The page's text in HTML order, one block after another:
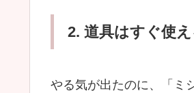
2. 道具はすぐ使
やる気が出たのに、「ミ